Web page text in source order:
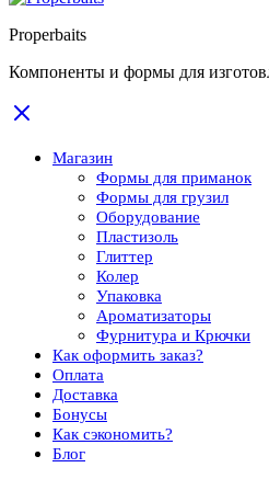
Properbaits
Компоненты и формы для
Магазин
Формы для приманок
Формы для грузил
Оборудование
Пластизоль
Глиттер
Колер
Упаковка
Ароматизаторы
Фурнитура и Крючки
Как оформить заказ?
Оплата
Доставка
Бонусы
Как сэкономить?
Блог